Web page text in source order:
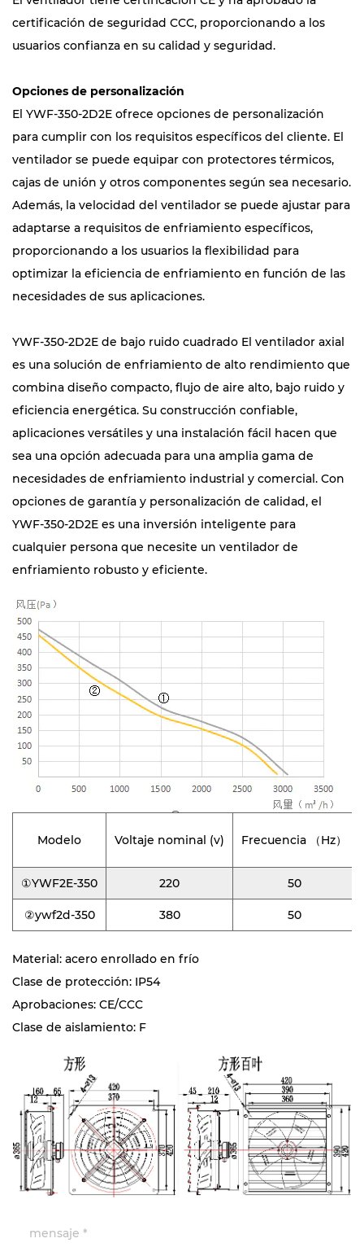
certificación de seguridad CCC, proporcionando a los
usuarios confianza en su calidad y seguridad.
Opciones de personalización
El YWF-350-2D2E ofrece opciones de personalización
para cumplir con los requisitos específicos del cliente. El
ventilador se puede equipar con protectores térmicos,
cajas de unión y otros componentes según sea necesario.
Además, la velocidad del ventilador se puede ajustar para
adaptarse a requisitos de enfriamiento específicos,
proporcionando a los usuarios la flexibilidad para
optimizar la eficiencia de enfriamiento en función de las
necesidades de sus aplicaciones.
YWF-350-2D2E de bajo ruido cuadrado El ventilador axial
es una solución de enfriamiento de alto rendimiento que
combina diseño compacto, flujo de aire alto, bajo ruido y
eficiencia energética. Su construcción confiable,
aplicaciones versátiles y una instalación fácil hacen que
sea una opción adecuada para una amplia gama de
necesidades de enfriamiento industrial y comercial. Con
opciones de garantía y personalización de calidad, el
YWF-350-2D2E es una inversión inteligente para
cualquier persona que necesite un ventilador de
enfriamiento robusto y eficiente.
Modelo Voltaje nominal (v) Frecuencia （Hz）
①YWF2E-350 220 50
②ywf2d-350 380 50
Material: acero enrollado en frío
Clase de protección: IP54
Aprobaciones: CE/CCC
Clase de aislamiento: F